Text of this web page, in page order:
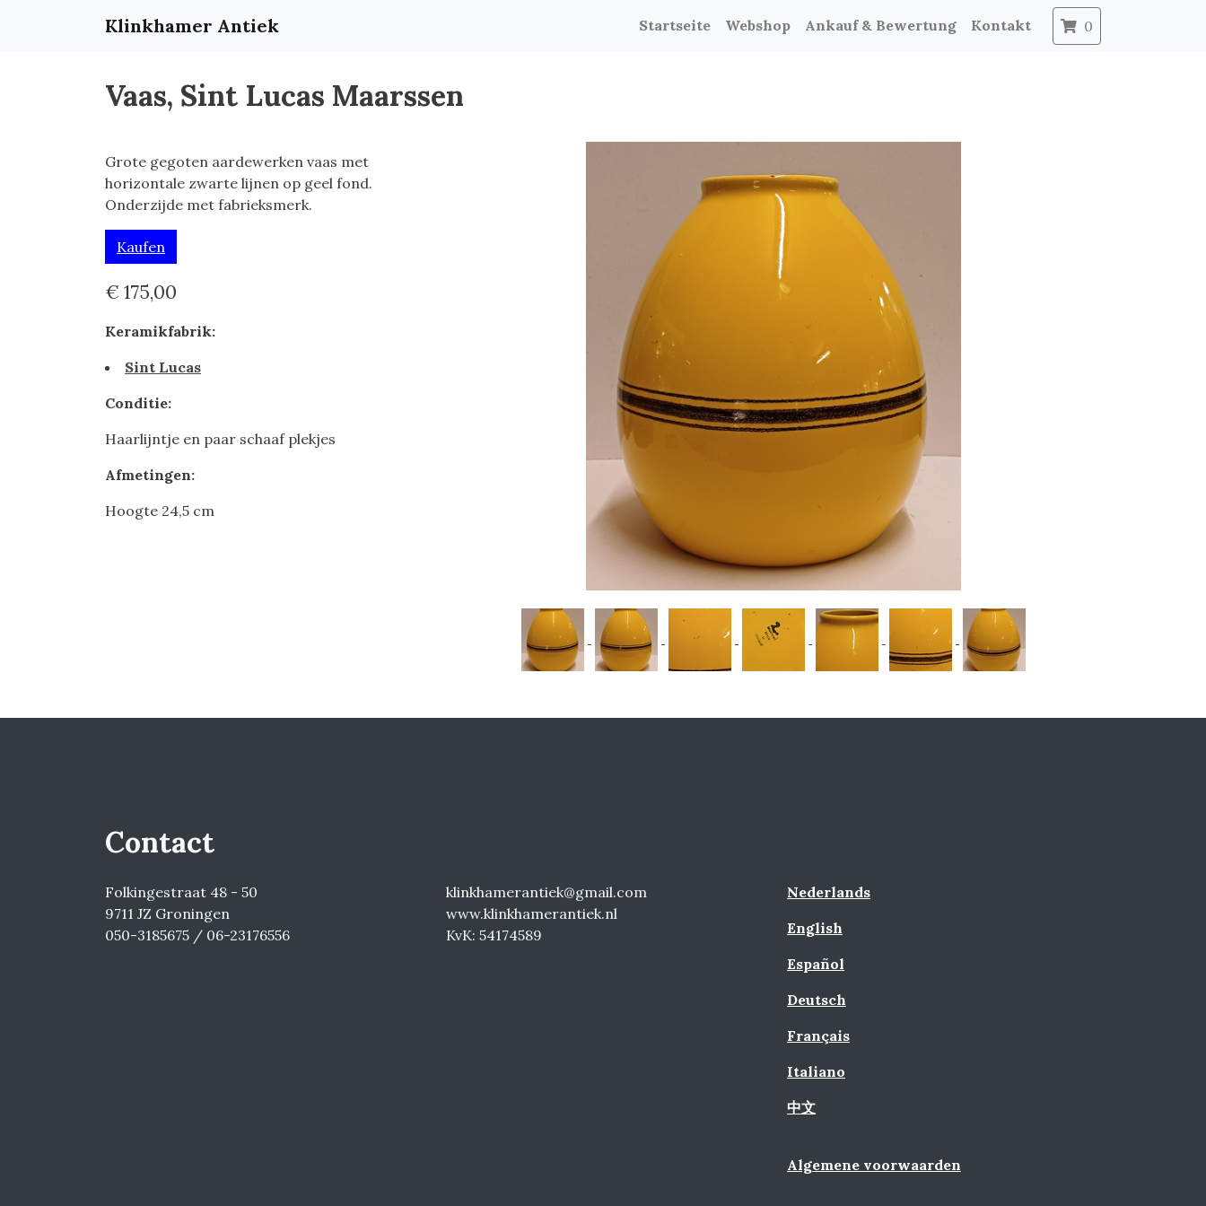
Klinkhamer Antiek Startseite Webshop Ankauf & Bewertung Kontakt 0
Vaas, Sint Lucas Maarssen
Grote gegoten aardewerken vaas met
horizontale zwarte lijnen op geel fond.
Onderzijde met fabrieksmerk.
Kaufen
€ 175,00
Keramikfabrik:
Sint Lucas
Conditie:
Haarlijntje en paar schaaf plekjes
Afmetingen:
Hoogte 24,5 cm
Contact
Folkingestraat 48 - 50
9711 JZ Groningen
050-3185675 / 06-23176556
klinkhamerantiek@gmail.com
www.klinkhamerantiek.nl
KvK: 54174589
Nederlands
English
Español
Deutsch
Français
Italiano
中文
Algemene voorwaarden